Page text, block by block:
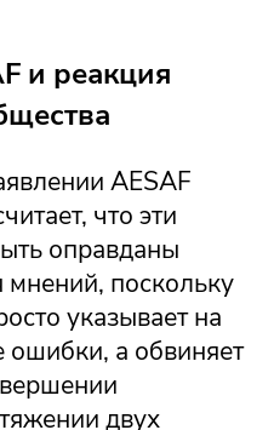
и реакция
AESAF
что эти
оправданы
поскольку
указывает на
ошибки, а обвиняет
двух